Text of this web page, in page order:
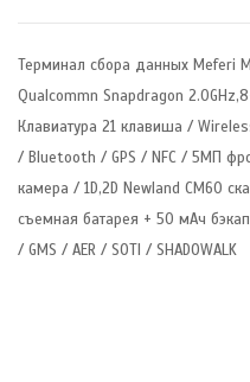
Терминал сбора данных Meferi
Qualcommn Snapdragon
Клавиатура 21 клавиша /
/ Bluetooth / GPS / NFC / 5МП
камера / 1D,2D Newland CM60
съемная батарея + 50 мАч
/ GMS / AER / SOTI / SHADOWALK